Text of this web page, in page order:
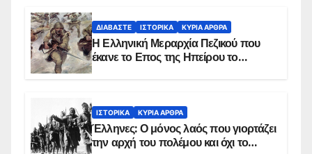
ΔΙΑΒΆΣΤΕ ΙΣΤΟΡΙΚΆ ΚΥΡΙΑ ΑΡΘΡΑ
Η Ελληνική Μεραρχία Πεζικού που
έκανε το Επος της Ηπείρου το
ΙΣΤΟΡΙΚΆ ΚΥΡΙΑ ΑΡΘΡΑ
Έλληνες: Ο μόνος λαός που γιορτάζει
την αρχή του πολέμου και όχι το